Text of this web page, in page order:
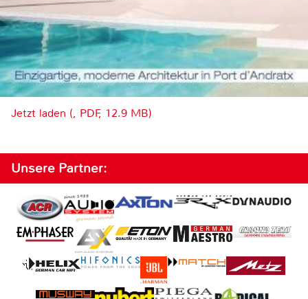
Jetzt laden (, PDF, 12.9 MB)
Unsere Partner: